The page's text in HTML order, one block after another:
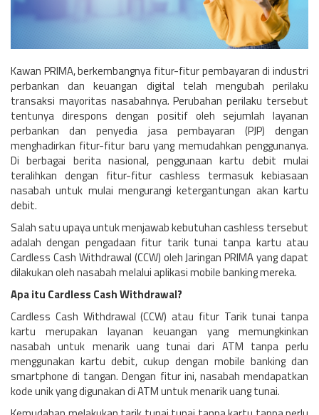
Kawan PRIMA, berkembangnya fitur-fitur pembayaran di industri
perbankan dan keuangan digital telah mengubah perilaku
transaksi mayoritas nasabahnya. Perubahan perilaku tersebut
tentunya direspons dengan positif oleh sejumlah layanan
perbankan dan penyedia jasa pembayaran (PJP) dengan
menghadirkan fitur-fitur baru yang memudahkan penggunanya.
Di berbagai berita nasional, penggunaan kartu debit mulai
teralihkan dengan fitur-fitur cashless termasuk kebiasaan
nasabah untuk mulai mengurangi ketergantungan akan kartu
debit.
Salah satu upaya untuk menjawab kebutuhan cashless tersebut
adalah dengan pengadaan fitur tarik tunai tanpa kartu atau
Cardless Cash Withdrawal (CCW) oleh Jaringan PRIMA yang dapat
dilakukan oleh nasabah melalui aplikasi mobile banking mereka.
Apa itu Cardless Cash Withdrawal?
Cardless Cash Withdrawal (CCW) atau fitur Tarik tunai tanpa
kartu merupakan layanan keuangan yang memungkinkan
nasabah untuk menarik uang tunai dari ATM tanpa perlu
menggunakan kartu debit, cukup dengan mobile banking dan
smartphone di tangan. Dengan fitur ini, nasabah mendapatkan
kode unik yang digunakan di ATM untuk menarik uang tunai.